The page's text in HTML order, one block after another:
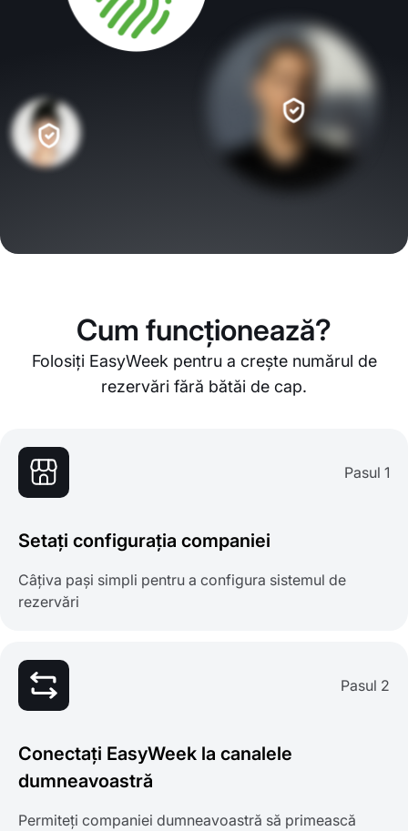
Cum funcționează?
Folosiți EasyWeek pentru a crește numărul de
rezervări fără bătăi de cap.
Pasul 1
Setați configurația companiei
Câțiva pași simpli pentru a configura sistemul de
rezervări
Pasul 2
Conectați EasyWeek la canalele
dumneavoastră
Permiteți companiei dumneavoastră să primească